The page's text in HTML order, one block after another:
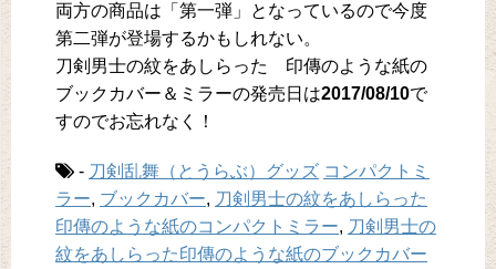
両方の商品は「第一弾」となっているので今度
第二弾が登場するかもしれない。
刀剣男士の紋をあしらった 印傳のような紙の
ブックカバー＆ミラーの発売日は2017/08/10で
すのでお忘れなく！
- 刀剣乱舞（とうらぶ）グッズ コンパクトミ
ラー, ブックカバー, 刀剣男士の紋をあしらった
印傳のような紙のコンパクトミラー, 刀剣男士の
紋をあしらった印傳のような紙のブックカバー